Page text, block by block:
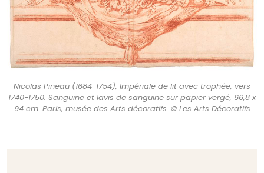
Nicolas Pineau (1684-1754), Impériale de lit avec trophée, vers
1740-1750. Sanguine et lavis de sanguine sur papier vergé, 66,8 x
94 cm. Paris, musée des Arts décoratifs. © Les Arts Décoratifs